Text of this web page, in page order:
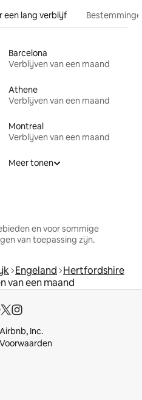
een lang verblijf
Barcelona
Verblijven van een maand
Athene
Verblijven van een maand
Montreal
Verblijven van een maand
Meer tonen
en voor sommige
van toepassing zijn.
Engeland Hertfordshire
van een maand
Inc.
Voorwaarden